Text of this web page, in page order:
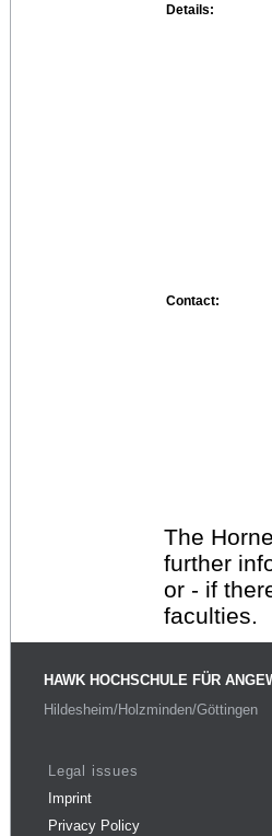
Details:
Contact:
The
further
or - if
faculties.
HAWK HOCHSCHULE FÜR
Hildesheim/Holzminden/Göttingen
Legal issues
Imprint
Privacy Policy